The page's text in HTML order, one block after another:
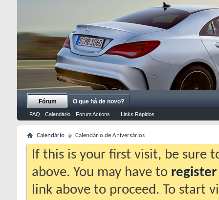
Fórum
FAQ Calendário Forum Actions Links Rápidos
O que há de novo?
Calendário Calendário de Aniversários
If this is your first visit, be sure
above. You may have to register
link above to proceed. To start